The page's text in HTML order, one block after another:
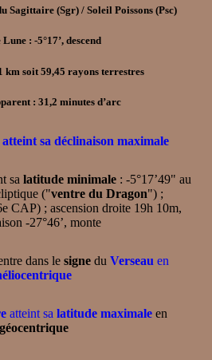
Sagittaire (Sgr) / Soleil Poissons (Psc)
: -5°17’, descend
km soit 59,45 rayons terrestres
: 31,2 minutes d’arc
sa déclinaison maximale
sa latitude minimale : -5°17’49" au
("ventre du Dragon") ;
CAP) ; ascension droite 19h 10m,
-27°46’, monte
dans le signedu Verseau en
atteint sa latitude maximale en
géocentrique